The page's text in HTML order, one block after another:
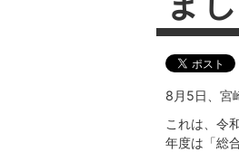
8月5日、宮
これは、令
年度は「総